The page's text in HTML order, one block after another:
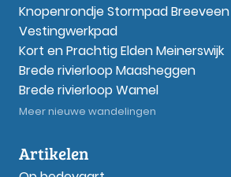
Knopenrondje Stormpad Breeveen
Vestingwerkpad
Kort en Prachtig Elden Meinerswijk
Brede rivierloop Maasheggen
Brede rivierloop Wamel
Meer nieuwe wandelingen
Artikelen